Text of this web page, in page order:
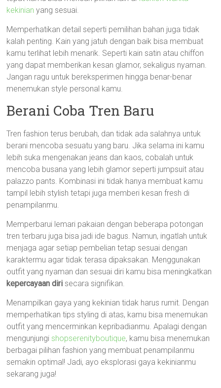
kekinian yang sesuai.
Memperhatikan detail seperti pemilihan bahan juga tidak
kalah penting. Kain yang jatuh dengan baik bisa membuat
kamu terlihat lebih menarik. Seperti kain satin atau chiffon
yang dapat memberikan kesan glamor, sekaligus nyaman.
Jangan ragu untuk bereksperimen hingga benar-benar
menemukan style personal kamu.
Berani Coba Tren Baru
Tren fashion terus berubah, dan tidak ada salahnya untuk
berani mencoba sesuatu yang baru. Jika selama ini kamu
lebih suka mengenakan jeans dan kaos, cobalah untuk
mencoba busana yang lebih glamor seperti jumpsuit atau
palazzo pants. Kombinasi ini tidak hanya membuat kamu
tampil lebih stylish tetapi juga memberi kesan fresh di
penampilanmu.
Memperbarui lemari pakaian dengan beberapa potongan
tren terbaru juga bisa jadi ide bagus. Namun, ingatlah untuk
menjaga agar setiap pembelian tetap sesuai dengan
karaktermu agar tidak terasa dipaksakan. Menggunakan
outfit yang nyaman dan sesuai diri kamu bisa meningkatkan
kepercayaan diri secara signifikan.
Menampilkan gaya yang kekinian tidak harus rumit. Dengan
memperhatikan tips styling di atas, kamu bisa menemukan
outfit yang mencerminkan kepribadianmu. Apalagi dengan
mengunjungi shopserenityboutique, kamu bisa menemukan
berbagai pilihan fashion yang membuat penampilanmu
semakin optimal! Jadi, ayo eksplorasi gaya kekinianmu
sekarang juga!